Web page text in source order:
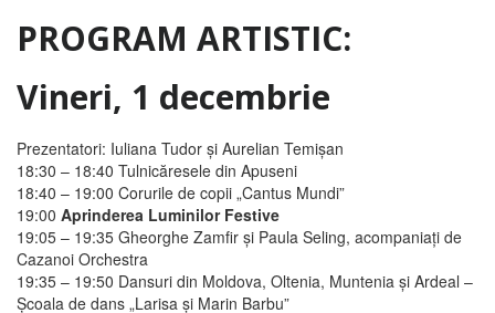
PROGRAM ARTISTIC:
Vineri, 1 decembrie
Prezentatori: Iuliana Tudor şi Aurelian Temişan
18:30 – 18:40 Tulnicăresele din Apuseni
18:40 – 19:00 Corurile de copii „Cantus Mundi”
19:00 Aprinderea Luminilor Festive
19:05 – 19:35 Gheorghe Zamfir şi Paula Seling, acompaniaţi de
Cazanoi Orchestra
19:35 – 19:50 Dansuri din Moldova, Oltenia, Muntenia şi Ardeal –
Şcoala de dans „Larisa şi Marin Barbu”